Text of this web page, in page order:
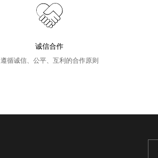
诚信合作
遵循诚信、公平、互利的合作原则